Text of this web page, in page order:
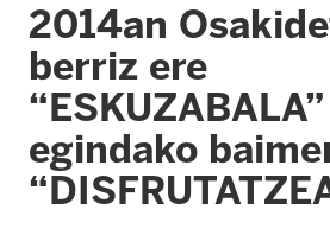
2014an
berriz ere
egindako